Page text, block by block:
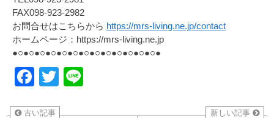
FAX098-923-2982
お問合せはこちらから https://mrs-living.ne.jp/contact
ホームページ：https://mrs-living.ne.jp
●○●○●○●○●○●○●○●○●○●○●○●○●○●
Facebook
Twitter
古い記事
新しい記事